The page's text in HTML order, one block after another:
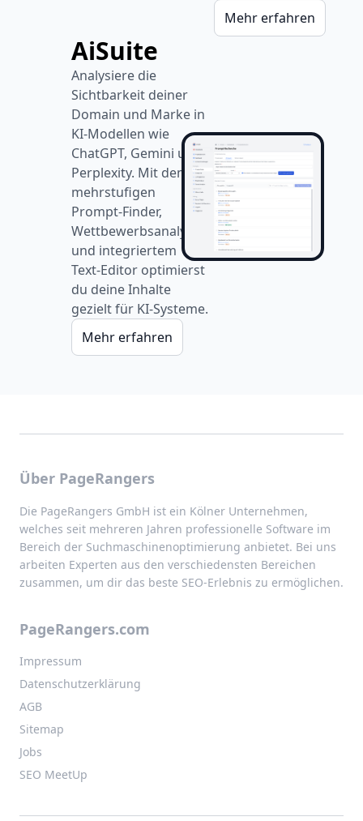
Mehr erfahren
AiSuite
Analysiere die
Sichtbarkeit deiner
Domain und Marke in
KI-Modellen wie
ChatGPT, Gemini und
Perplexity. Mit dem
mehrstufigen
Prompt-Finder,
Wettbewerbsanalysen
und integriertem
Text-Editor optimierst
du deine Inhalte
gezielt für KI-Systeme.
Mehr erfahren
Über PageRangers
Die PageRangers GmbH ist ein Kölner Unternehmen,
welches seit mehreren Jahren professionelle Software im
Bereich der Suchmaschinenoptimierung anbietet. Bei uns
arbeiten Experten aus den verschiedensten Bereichen
zusammen, um dir das beste SEO-Erlebnis zu ermöglichen.
PageRangers.com
Impressum
Datenschutzerklärung
AGB
Sitemap
Jobs
SEO MeetUp